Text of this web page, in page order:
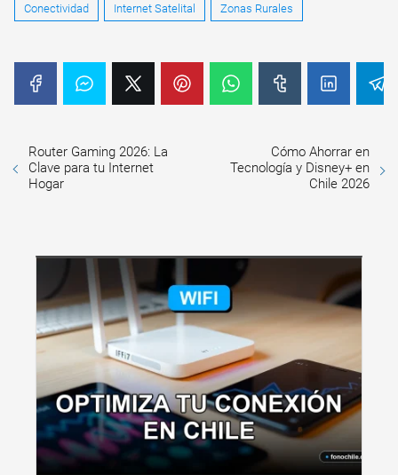
Conectividad Internet Satelital Zonas Rurales
Router Gaming 2026: La
Clave para tu Internet
Hogar
Cómo Ahorrar en
Tecnología y Disney+ en
Chile 2026